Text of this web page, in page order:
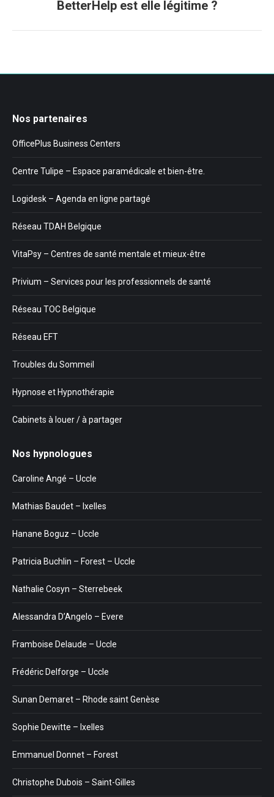
suivant
:
BetterHelp est elle légitime ?
Nos partenaires
OfficePlus Business Centers
Centre Tulipe – Espace paramédicale et bien-être.
Logidesk – Agenda en ligne partagé
Réseau TDAH Belgique
VitaPsy – Centres de santé mentale et mieux-être
Privium – Services pour les professionnels de santé
Réseau TOC Belgique
Réseau EFT
Troubles du Sommeil
Hypnose et Hypnothérapie
Cabinets à louer / à partager
Nos hypnologues
Caroline Angé – Uccle
Mathias Baudet – Ixelles
Hanane Boguz – Uccle
Patricia Buchlin – Forest – Uccle
Nathalie Cosyn – Sterrebeek
Alessandra D’Angelo – Evere
Framboise Delaude – Uccle
Frédéric Delforge – Uccle
Sunan Demaret – Rhode saint Genèse
Sophie Dewitte – Ixelles
Emmanuel Donnet – Forest
Christophe Dubois – Saint-Gilles